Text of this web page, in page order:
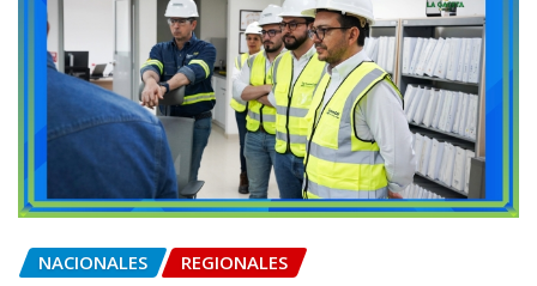
NACIONALES REGIONALES